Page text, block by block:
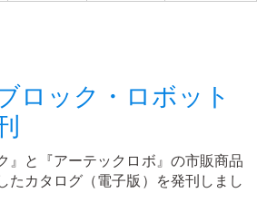
ロック・ロボット
』と『アーテックロボ』の市販商品
たカタログ（電子版）を発刊しまし